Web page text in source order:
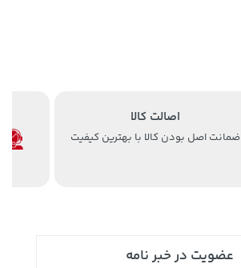
70,000 تومان
اصالت کالا
ضمانت اصل بودن کالا با بهترین کیفیت
عضویت در خبر نامه